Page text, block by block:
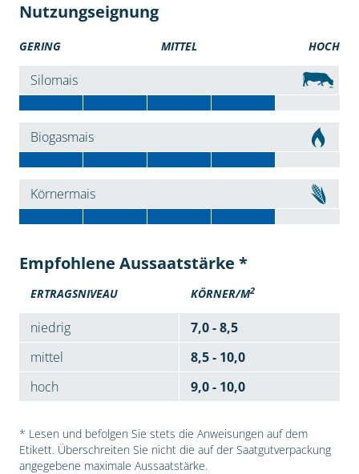
Nutzungseignung
GERING MITTEL HOCH
Silomais
Biogasmais
Körnermais
Empfohlene Aussaatstärke *
ERTRAGSNIVEAU KÖRNER/M2
niedrig
7,0 - 8,5
mittel
8,5 - 10,0
hoch
9,0 - 10,0
* Lesen und befolgen Sie stets die Anweisungen auf dem
Etikett. Überschreiten Sie nicht die auf der Saatgutverpackung
angegebene maximale Aussaatstärke.